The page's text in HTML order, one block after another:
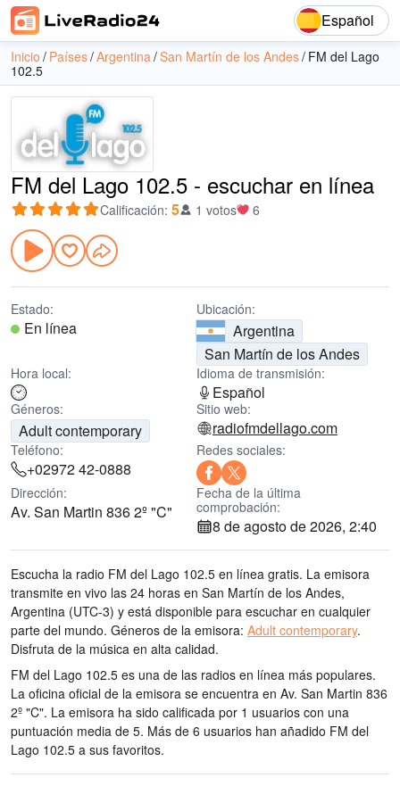
Español
Inicio Países Argentina San Martín de los Andes FM del Lago
102.5
FM del Lago 102.5 - escuchar en línea
Calificación: 5 1 votos 6
Estado:
En línea
Ubicación:
Argentina
San Martín de los Andes
Hora local: Idioma de transmisión:
Español
Géneros:
Adult contemporary
Sitio web:
radiofmdellago.com
Teléfono:
+02972 42-0888
Redes sociales:
Dirección:
Av. San Martin 836 2º "C"
Fecha de la última
comprobación:
8 de agosto de 2026, 2:40
Escucha la radio FM del Lago 102.5 en línea gratis. La emisora
transmite en vivo las 24 horas en San Martín de los Andes,
Argentina (UTC-3) y está disponible para escuchar en cualquier
parte del mundo. Géneros de la emisora: Adult contemporary.
Disfruta de la música en alta calidad.
FM del Lago 102.5 es una de las radios en línea más populares.
La oficina oficial de la emisora se encuentra en Av. San Martin 836
2º "C". La emisora ha sido calificada por 1 usuarios con una
puntuación media de 5. Más de 6 usuarios han añadido FM del
Lago 102.5 a sus favoritos.